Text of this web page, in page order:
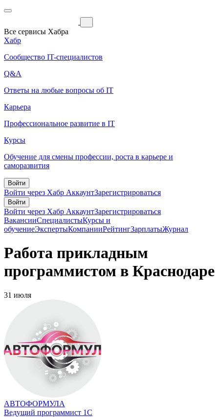
Все сервисы Хабра
Хабр
Сообщество IT-специалистов
Q&A
Ответы на любые вопросы об IT
Карьера
Профессиональное развитие в IT
Курсы
Обучение для смены профессии, роста в карьере и
саморазвития
Войти
Войти через Хабр АккаунтЗарегистрироваться
Войти
Войти через Хабр АккаунтЗарегистрироваться
ВакансииСпециалистыКурсы и
обучениеЭкспертыКомпанииРейтингЗарплатыЖурнал
Работа прикладным
программистом в Краснодаре
31 июля
АВТОФОРМУЛА
Ведущий программист 1С